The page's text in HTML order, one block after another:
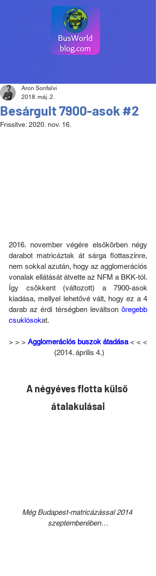
Besárgult 7900-asok #2
Aron Sonfalvi
2018. máj. 2.
Frissítve: 2020. nov. 16.
2016. november végére elsőkörben négy
darabot matricáztak át sárga flottaszínre,
nem sokkal azután, hogy az agglomerációs
vonalak ellátását átvette az NFM a BKK-tól.
Így csökkent (változott) a 7900-asok
kiadása, mellyel lehetővé vált, hogy ez a 4
darab az érdi térségben leváltson öregebb
csuklósokat.
> > > Agglomerációs buszok átadása < < <
(2014. április 4.)
A négyéves flotta külső
átalakulásai
Még Budapest-matricázással 2014
szeptemberében…